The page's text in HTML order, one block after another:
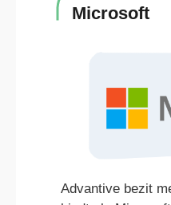
Microsoft
Advantive bezit